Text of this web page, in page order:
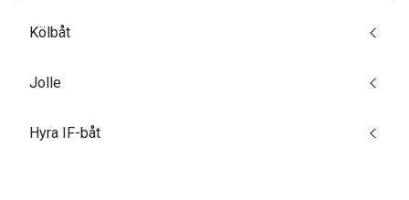
Kölbåt
Jolle
Hyra IF-båt